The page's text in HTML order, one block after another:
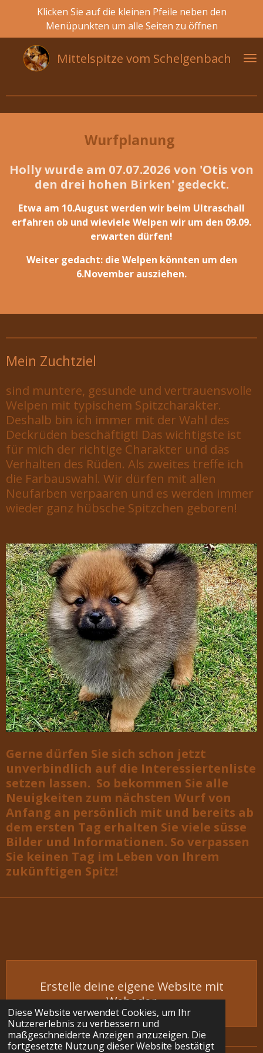
Diese Website verwendet Cookies, um Ihr
Nutzererlebnis zu verbessern und
maßgeschneiderte Anzeigen anzuzeigen. Die
fortgesetzte Nutzung dieser Website bestätigt
Hauptinhalt
springen
Mittelspitze vom Schelgenbach
Klicken Sie auf die kleinen Pfeile neben den
Menüpunkten um alle Seiten zu öffnen
Wurfplanung
Holly wurde am 07.07.2026 von 'Otis von
den drei hohen Birken' gedeckt.
Etwa am 10.August werden wir beim Ultraschall
erfahren ob und wieviele Welpen wir um den 09.09.
erwarten dürfen!
Weiter gedacht: die Welpen könnten um den
6.November ausziehen.
Mein Zuchtziel
sind muntere, gesunde und vertrauensvolle
Welpen mit typischem Spitzcharakter.
Deshalb bin ich immer mit der Wahl des
Deckrüden beschäftigt! Das wichtigste ist
für mich der richtige Charakter und das
Verhalten des Rüden. Als zweites treffe ich
die Farbauswahl. Wir dürfen mit allen
Neufarben verpaaren und es werden immer
wieder ganz hübsche Spitzchen geboren!
Gerne dürfen Sie sich schon jetzt
unverbindlich auf die Interessiertenliste
setzen lassen. So bekommen Sie alle
Neuigkeiten zum nächsten Wurf von
Anfang an persönlich mit und bereits ab
dem ersten Tag erhalten Sie viele süsse
Bilder und Informationen. So verpassen
Sie keinen Tag im Leben von Ihrem
zukünftigen Spitz!
Erstelle deine eigene Website mit
Webador